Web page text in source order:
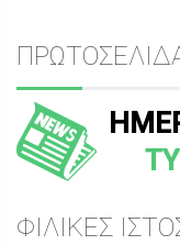
ΦΙΛΙΚΕΣ